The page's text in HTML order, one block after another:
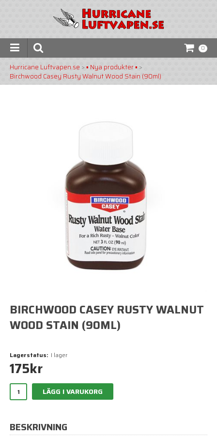
0
Hurricane Luftvapen.se >▪️ Nya produkter ▪️ >
Birchwood Casey Rusty Walnut Wood Stain (90ml)
BIRCHWOOD CASEY RUSTY WALNUT
WOOD STAIN (90ML)
Lagerstatus: I lager
175kr
LÄGG I VARUKORG
BESKRIVNING